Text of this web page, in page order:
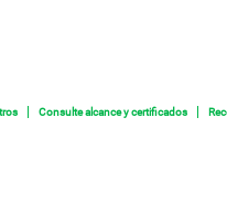
Consulte alcance y certificados